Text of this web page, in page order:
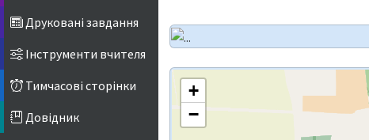
Друковані завдання
Інструменти вчителя
Тимчасові сторінки
Довідник
+
−